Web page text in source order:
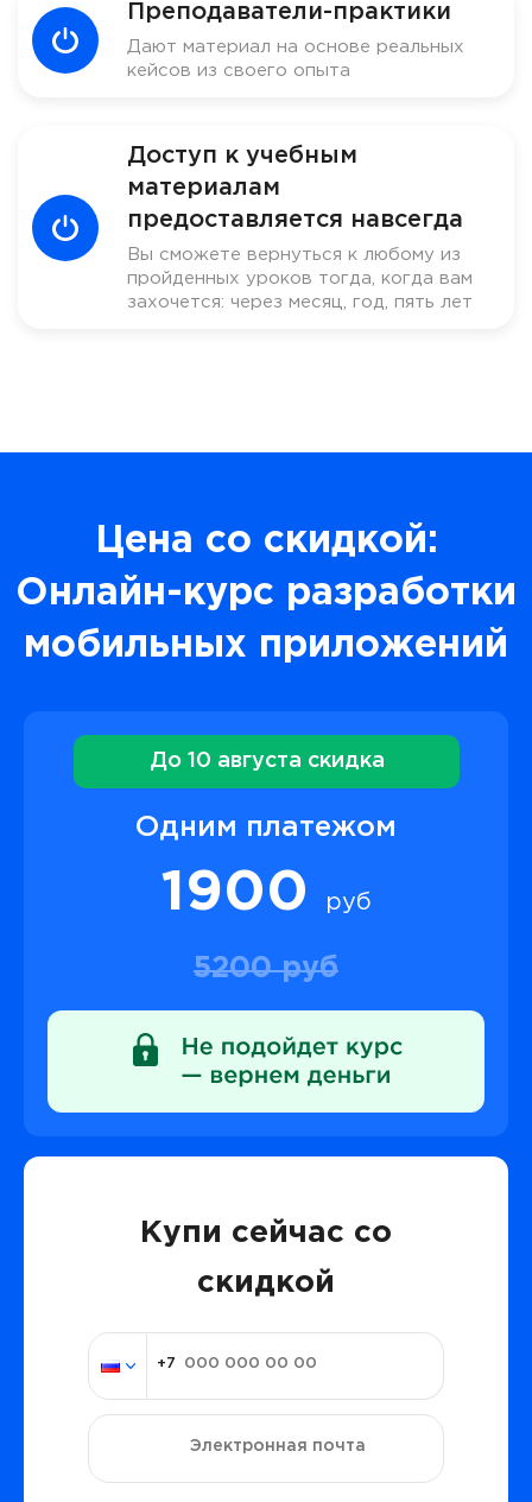
Преподаватели-практики
Дают материал на основе реальных
кейсов из своего опыта
Доступ к учебным
материалам
предоставляется навсегда
Вы сможете вернуться к любому из
пройденных уроков тогда, когда вам
захочется: через месяц, год, пять лет
Цена со скидкой:
Онлайн-курс разработки
мобильных приложений
До 10 августа скидка
Одним платежом
1900 руб
5200 руб
Купи сейчас со
скидкой